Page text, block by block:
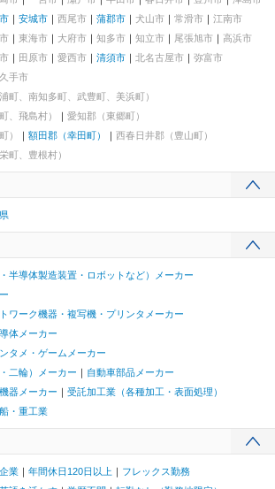
安城市 西尾市 蒲郡市 犬山市 常滑市
江南市
東海市 大府市 知多市 知立市 尾張旭市
高浜市
田原市 愛西市 清須市 北名古屋市
弥富市
手市
町、南知多町、武豊町、美浜町）
、飛島村）
愛知郡（東郷町）
）
額田郡（幸田町）
西春日井郡（豊山町）
町、豊根村）
半導体製造装置・ロボットなど）メーカー
ワーク機器・複写機・プリンタメーカー
体メーカー
タメ・ゲームメーカー
二輪）メーカー
自動車部品メーカー
器メーカー
受託加工業（各種加工・表面処理）
・重工業
業 年間休日120日以上
フレックス勤務